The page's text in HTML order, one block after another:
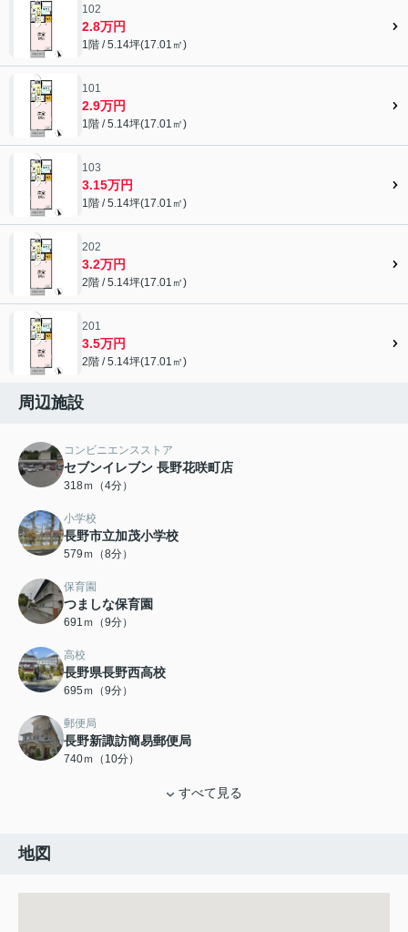
102
2.8万円
1階 / 5.14坪(17.01㎡)
101
2.9万円
1階 / 5.14坪(17.01㎡)
103
3.15万円
1階 / 5.14坪(17.01㎡)
202
3.2万円
2階 / 5.14坪(17.01㎡)
201
3.5万円
2階 / 5.14坪(17.01㎡)
周辺施設
コンビニエンスストア
セブンイレブン 長野花咲町店
318ｍ（4分）
小学校
長野市立加茂小学校
579ｍ（8分）
保育園
つましな保育園
691ｍ（9分）
高校
長野県長野西高校
695ｍ（9分）
郵便局
長野新諏訪簡易郵便局
740ｍ（10分）
すべて見る
地図